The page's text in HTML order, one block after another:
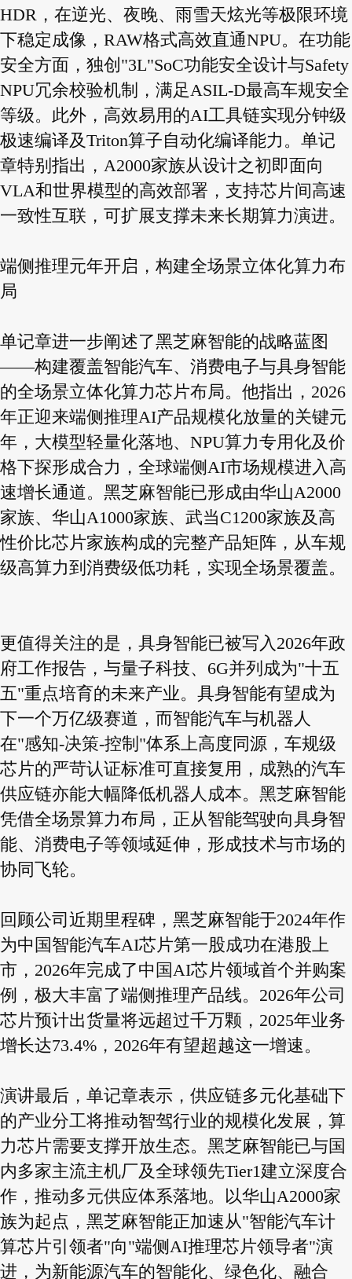
HDR，在逆光、夜晚、雨雪天炫光等极限环境
下稳定成像，RAW格式高效直通NPU。在功能
安全方面，独创"3L"SoC功能安全设计与Safety
NPU冗余校验机制，满足ASIL-D最高车规安全
等级。此外，高效易用的AI工具链实现分钟级
极速编译及Triton算子自动化编译能力。单记
章特别指出，A2000家族从设计之初即面向
VLA和世界模型的高效部署，支持芯片间高速
一致性互联，可扩展支撑未来长期算力演进。
端侧推理元年开启，构建全场景立体化算力布
局
单记章进一步阐述了黑芝麻智能的战略蓝图
——构建覆盖智能汽车、消费电子与具身智能
的全场景立体化算力芯片布局。他指出，2026
年正迎来端侧推理AI产品规模化放量的关键元
年，大模型轻量化落地、NPU算力专用化及价
格下探形成合力，全球端侧AI市场规模进入高
速增长通道。黑芝麻智能已形成由华山A2000
家族、华山A1000家族、武当C1200家族及高
性价比芯片家族构成的完整产品矩阵，从车规
级高算力到消费级低功耗，实现全场景覆盖。
更值得关注的是，具身智能已被写入2026年政
府工作报告，与量子科技、6G并列成为"十五
五"重点培育的未来产业。具身智能有望成为
下一个万亿级赛道，而智能汽车与机器人
在"感知-决策-控制"体系上高度同源，车规级
芯片的严苛认证标准可直接复用，成熟的汽车
供应链亦能大幅降低机器人成本。黑芝麻智能
凭借全场景算力布局，正从智能驾驶向具身智
能、消费电子等领域延伸，形成技术与市场的
协同飞轮。
回顾公司近期里程碑，黑芝麻智能于2024年作
为中国智能汽车AI芯片第一股成功在港股上
市，2026年完成了中国AI芯片领域首个并购案
例，极大丰富了端侧推理产品线。2026年公司
芯片预计出货量将远超过千万颗，2025年业务
增长达73.4%，2026年有望超越这一增速。
演讲最后，单记章表示，供应链多元化基础下
的产业分工将推动智驾行业的规模化发展，算
力芯片需要支撑开放生态。黑芝麻智能已与国
内多家主流主机厂及全球领先Tier1建立深度合
作，推动多元供应体系落地。以华山A2000家
族为起点，黑芝麻智能正加速从"智能汽车计
算芯片引领者"向"端侧AI推理芯片领导者"演
进，为新能源汽车的智能化、绿色化、融合